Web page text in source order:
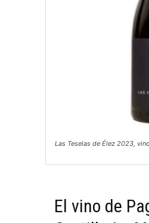
Las Teselas de Élez 2023,
El vino de